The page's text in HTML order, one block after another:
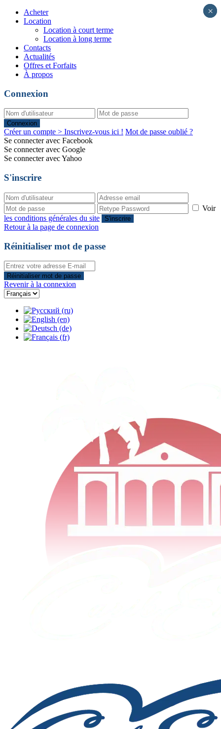
Acheter
Location
Location à court terme
Location à long terme
Contacts
Actualités
Offres et Forfaits
À propos
Connexion
Connexion
Créer un compte > Inscrivez-vous ici ! Mot de passe oublié ?
Se connecter avec Facebook
Se connecter avec Google
Se connecter avec Yahoo
S'inscrire
Voir
les conditions générales du site
S'inscrire
Retour à la page de connexion
Réinitialiser mot de passe
Réinitialiser mot de passe
Revenir à la connexion
×
×